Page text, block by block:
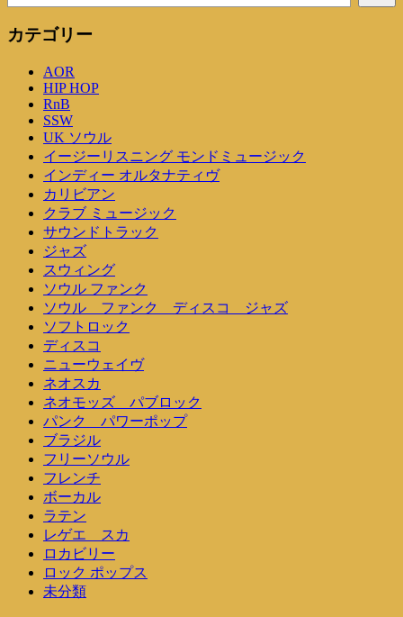
カテゴリー
AOR
HIP HOP
RnB
SSW
UK ソウル
イージーリスニング モンドミュージック
インディー オルタナティヴ
カリビアン
クラブ ミュージック
サウンドトラック
ジャズ
スウィング
ソウル ファンク
ソウル ファンク ディスコ ジャズ
ソフトロック
ディスコ
ニューウェイヴ
ネオスカ
ネオモッズ パブロック
パンク パワーポップ
ブラジル
フリーソウル
フレンチ
ボーカル
ラテン
レゲエ スカ
ロカビリー
ロック ポップス
未分類